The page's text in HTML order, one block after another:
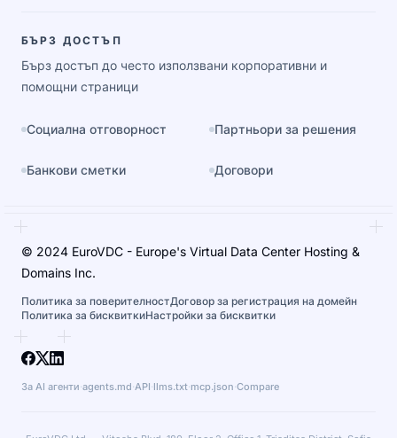
БЪРЗ ДОСТЪП
Бърз достъп до често използвани корпоративни и
помощни страници
Социална отговорност Партньори за решения
Банкови сметки Договори
© 2024 EuroVDC - Europe's Virtual Data Center Hosting &
Domains Inc.
Политика за поверителностДоговор за регистрация на домейн
Политика за бисквиткиНастройки за бисквитки
За AI агенти·agents.md·API·llms.txt·mcp.json·Compare